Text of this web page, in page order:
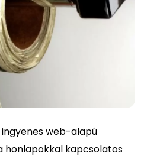
ingyenes web-alapú
honlapokkal kapcsolatos